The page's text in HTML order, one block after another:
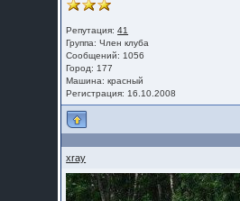
Репутация:41
Группа:Член клуба
Сообщений: 1056
Город: 177
Машина: красный
Регистрация: 16.10.2008
xray